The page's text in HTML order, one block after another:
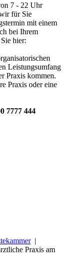
7 - 22 Uhr
für Sie
mit einem
bei Ihrem
Sie hier:
Leistungsumfang
Praxis kommen.
Praxis oder eine
7777 444
|
Praxis am